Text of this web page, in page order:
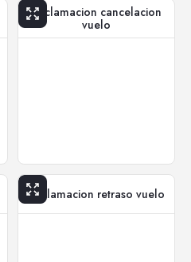
Reclamacion cancelacion
vuelo
Reclamacion retraso vuelo